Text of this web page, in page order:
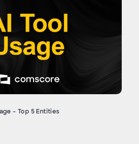
- Top 5 Entities